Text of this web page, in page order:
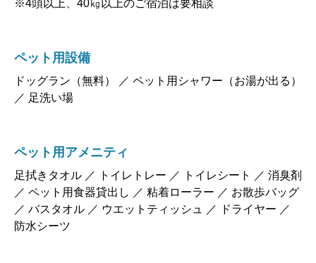
※4頭以上、40㎏以上のご宿泊は要相談
ペット用設備
ドッグラン（無料） ／ ペット用シャワー（お湯が出る）
／ 足洗い場
ペット用アメニティ
足拭きタオル ／ トイレトレー ／ トイレシート ／ 消臭剤
／ ペット用食器貸出し ／ 粘着ローラー ／ お散歩バッグ
／ バスタオル ／ ウエットティッシュ ／ ドライヤー ／
防水シーツ